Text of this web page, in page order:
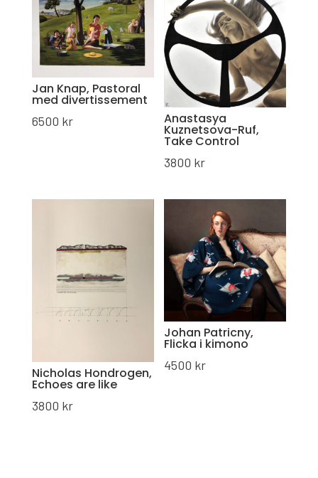
Jan Knap, Pastoral
med divertissement
6500 kr Anastasya
Kuznetsova-Ruf,
Take Control
3800 kr
Nicholas Hondrogen,
Echoes are like
3800 kr
Johan Patricny,
Flicka i kimono
4500 kr